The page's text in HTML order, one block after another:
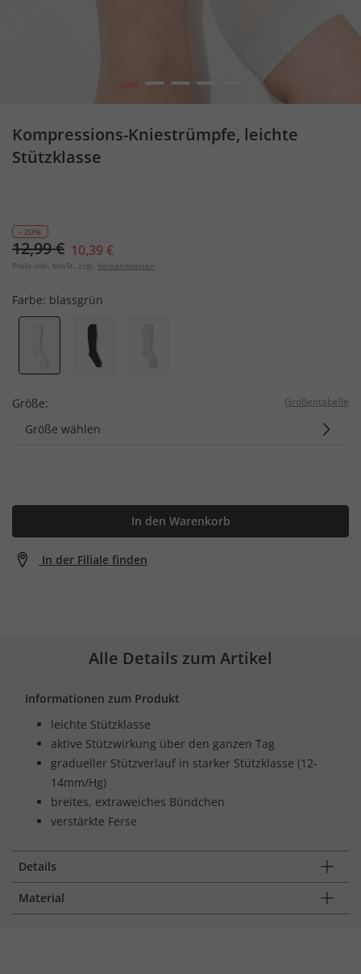
2 3 4
Kompressions-Kniestrümpfe, leichte
Stützklasse
- 20%
12,99 € 10,39 €
Preis inkl. MwSt. zzgl. Versandkosten
Farbe: blassgrün
Größe: Größentabelle
Größe wählen
In den Warenkorb
In der Filiale finden
Alle Details zum Artikel
Informationen zum Produkt
leichte Stützklasse
aktive Stützwirkung über den ganzen Tag
gradueller Stützverlauf in starker Stützklasse (12-
14mm/Hg)
breites, extraweiches Bündchen
verstärkte Ferse
Details
Material